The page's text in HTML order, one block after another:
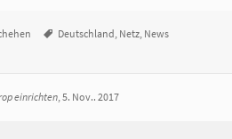
Tags
Deutschland Netz News
einrichten, 5. Nov.. 2017